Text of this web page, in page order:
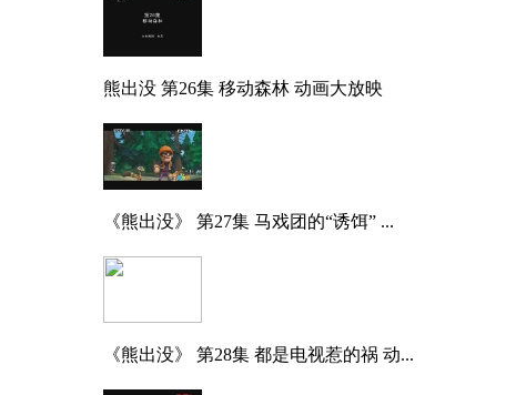
熊出没 第26集 移动森林 动画大放映
《熊出没》 第27集 马戏团的“诱饵” ...
《熊出没》 第28集 都是电视惹的祸 动...